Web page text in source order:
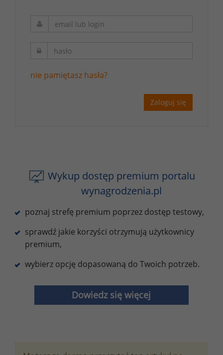
nie pamiętasz hasła?
Zaloguj się
Wykup dostęp premium portalu
wynagrodzenia.pl
poznaj strefę premium poprzez dostęp testowy,
sprawdź jakie korzyści otrzymują użytkownicy
premium,
wybierz opcję dopasowaną do Twoich potrzeb.
Dowiedz się więcej